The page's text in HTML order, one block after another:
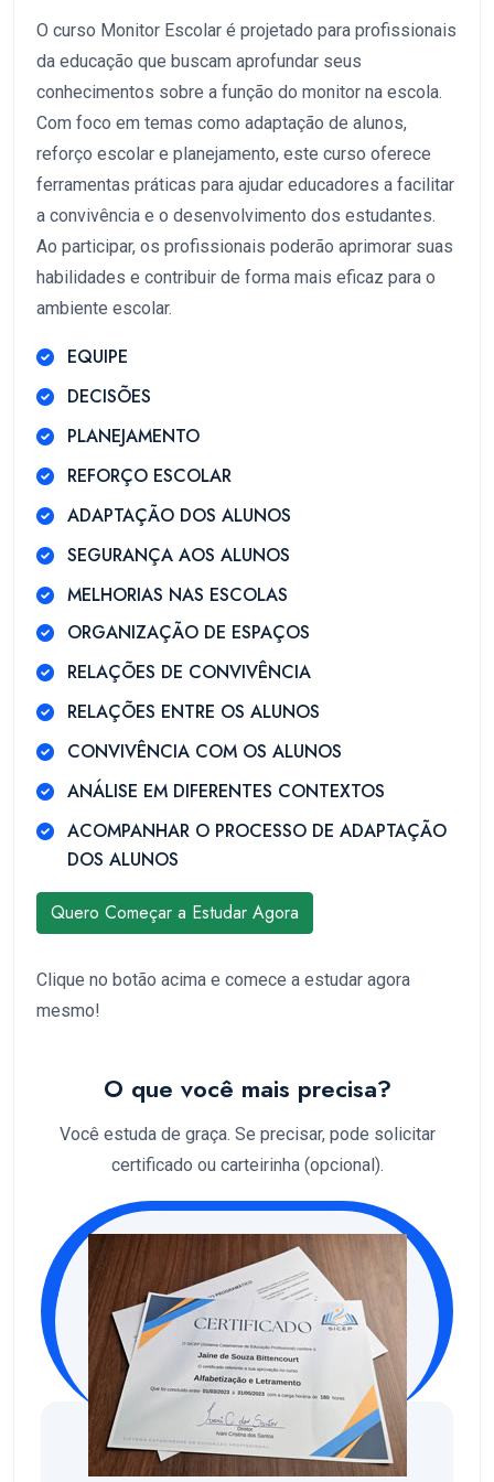
O curso Monitor Escolar é projetado para profissionais
da educação que buscam aprofundar seus
conhecimentos sobre a função do monitor na escola.
Com foco em temas como adaptação de alunos,
reforço escolar e planejamento, este curso oferece
ferramentas práticas para ajudar educadores a facilitar
a convivência e o desenvolvimento dos estudantes.
Ao participar, os profissionais poderão aprimorar suas
habilidades e contribuir de forma mais eficaz para o
ambiente escolar.
EQUIPE
DECISÕES
PLANEJAMENTO
REFORÇO ESCOLAR
ADAPTAÇÃO DOS ALUNOS
SEGURANÇA AOS ALUNOS
MELHORIAS NAS ESCOLAS
ORGANIZAÇÃO DE ESPAÇOS
RELAÇÕES DE CONVIVÊNCIA
RELAÇÕES ENTRE OS ALUNOS
CONVIVÊNCIA COM OS ALUNOS
ANÁLISE EM DIFERENTES CONTEXTOS
ACOMPANHAR O PROCESSO DE ADAPTAÇÃO
DOS ALUNOS
Quero Começar a Estudar Agora
Clique no botão acima e comece a estudar agora
mesmo!
O que você mais precisa?
Você estuda de graça. Se precisar, pode solicitar
certificado ou carteirinha (opcional).